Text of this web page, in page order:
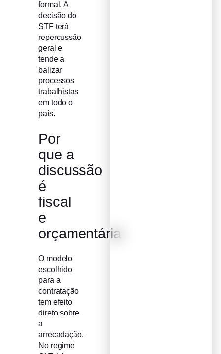
formal. A
decisão do
STF terá
repercussão
geral e
tende a
balizar
processos
trabalhistas
em todo o
país.
Por
que a
discussão
é
fiscal
e
orçamentária
O modelo
escolhido
para a
contratação
tem efeito
direto sobre
a
arrecadação.
No regime